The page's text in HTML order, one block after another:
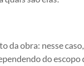
da obra: nesse
do